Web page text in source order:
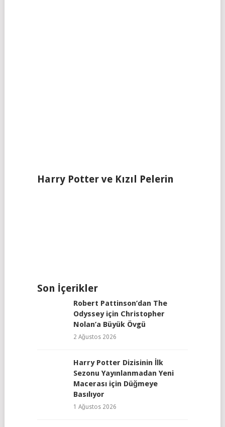
Harry Potter ve Kızıl Pelerin
Son İçerikler
Robert Pattinson’dan The
Odyssey için Christopher
Nolan’a Büyük Övgü
2 Ağustos 2026
Harry Potter Dizisinin İlk
Sezonu Yayınlanmadan Yeni
Macerası için Düğmeye
Basılıyor
1 Ağustos 2026